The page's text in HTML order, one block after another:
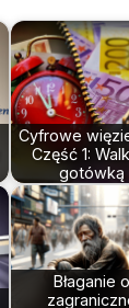
Cyfrowe
Część 1:
gotówką
Błaganie o